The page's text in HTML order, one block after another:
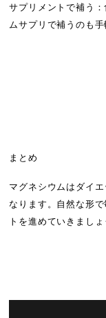
サプリメントで補う
ムサプリで補うのも手
まとめ
マグネシウムはダイ
なります。自然な形
トを進めていきましょ